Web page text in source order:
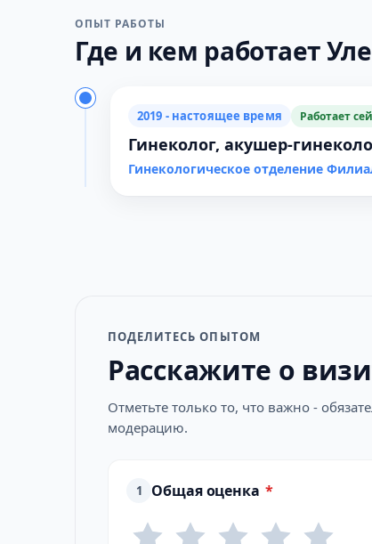
ОПЫТ РАБОТЫ
Где и кем работает
2019 - настоящее время Работает
Гинеколог, акушер-
Гинекологическое отделение
ПОДЕЛИТЕСЬ ОПЫТОМ
Расскажите о
Отметьте только то, что важно -
модерацию.
1 Общая оценка *